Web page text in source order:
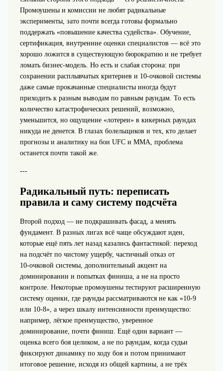
Промоушены и комиссии не любят радикальные
эксперименты, зато почти всегда готовы формально
поддержать «повышение качества судейства». Обучение,
сертификация, внутренние оценки специалистов — всё это
хорошо ложится в существующую бюрократию и не требует
ломать бизнес‑модель. Но есть и слабая сторона: при
сохранении расплывчатых критериев и 10‑очковой системы
даже самые прокачанные специалисты иногда будут
приходить к разным выводам по равным раундам. То есть
количество катастрофических решений, возможно,
уменьшится, но ощущение «лотереи» в кикерных раундах
никуда не денется. В глазах болельщиков и тех, кто делает
прогнозы и аналитику на бои UFC и MMA, проблема
останется почти такой же.
---
Радикальный путь: переписать
правила и саму систему подсчёта
Второй подход — не подкрашивать фасад, а менять
фундамент. В разных лигах всё чаще обсуждают идеи,
которые ещё пять лет назад казались фантастикой: переход
на подсчёт по чистому ущербу, частичный отказ от
10‑очковой системы, дополнительный акцент на
доминировании и попытках финиша, а не на просто
контроле. Некоторые промоушены тестируют расширенную
систему оценки, где раунды рассматриваются не как «10‑9
или 10‑8», а через шкалу интенсивности преимущество:
например, лёгкое преимущество, уверенное
доминирование, почти финиш. Ещё один вариант —
оценка всего боя целиком, а не по раундам, когда судьи
фиксируют динамику по ходу боя и потом принимают
итоговое решение, исходя из общей картины, а не трёх